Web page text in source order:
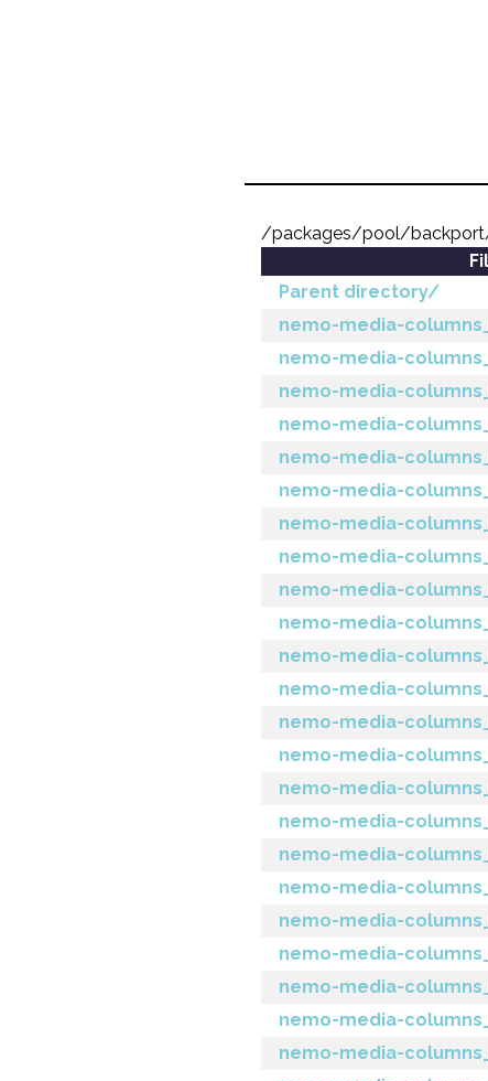
/packages/pool/
Parent directory/
nemo-media-
nemo-media-
nemo-media-
nemo-media-
nemo-media-
nemo-media-
nemo-media-
nemo-media-
nemo-media-
nemo-media-
nemo-media-
nemo-media-
nemo-media-
nemo-media-
nemo-media-
nemo-media-
nemo-media-
nemo-media-
nemo-media-
nemo-media-
nemo-media-
nemo-media-
nemo-media-